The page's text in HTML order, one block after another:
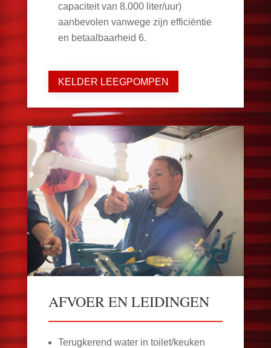
capaciteit van 8.000 liter/uur)
aanbevolen vanwege zijn efficiëntie
en betaalbaarheid 6.
KELDER LEEGPOMPEN
AFVOER EN LEIDINGEN
Terugkerend water in toilet/keuken